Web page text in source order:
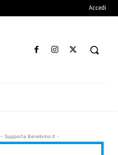
Accedi
- Supporta Bereilvino.it -